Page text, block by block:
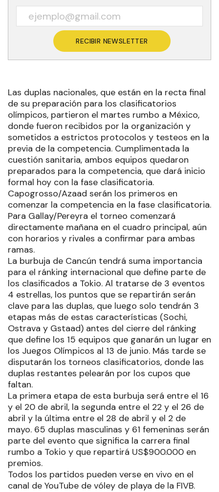
RECIBIR NEWSLETTER
Las duplas nacionales, que están en la recta final
de su preparación para los clasificatorios
olímpicos, partieron el martes rumbo a México,
donde fueron recibidos por la organización y
sometidos a estrictos protocolos y testeos en la
previa de la competencia. Cumplimentada la
cuestión sanitaria, ambos equipos quedaron
preparados para la competencia, que dará inicio
formal hoy con la fase clasificatoria.
Capogrosso/Azaad serán los primeros en
comenzar la competencia en la fase clasificatoria.
Para Gallay/Pereyra el torneo comenzará
directamente mañana en el cuadro principal, aún
con horarios y rivales a confirmar para ambas
ramas.
La burbuja de Cancún tendrá suma importancia
para el ránking internacional que define parte de
los clasificados a Tokio. Al tratarse de 3 eventos
4 estrellas, los puntos que se repartirán serán
clave para las duplas, que luego solo tendrán 3
etapas más de estas características (Sochi,
Ostrava y Gstaad) antes del cierre del ránking
que define los 15 equipos que ganarán un lugar en
los Juegos Olímpicos al 13 de junio. Más tarde se
disputarán los torneos clasificatorios, donde las
duplas restantes pelearán por los cupos que
faltan.
La primera etapa de esta burbuja será entre el 16
y el 20 de abril, la segunda entre el 22 y el 26 de
abril y la última entre el 28 de abril y el 2 de
mayo. 65 duplas masculinas y 61 femeninas serán
parte del evento que significa la carrera final
rumbo a Tokio y que repartirá US$900.000 en
premios.
Todos los partidos pueden verse en vivo en el
canal de YouTube de vóley de playa de la FIVB.